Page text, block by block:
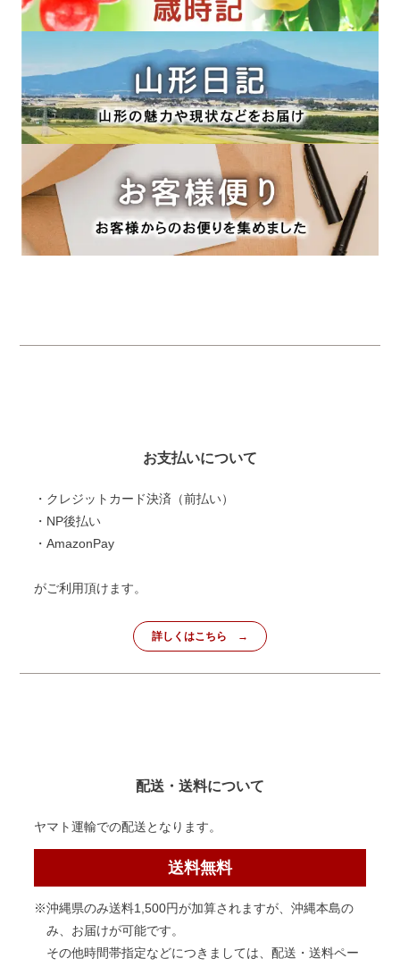
お支払いについて
・クレジットカード決済（前払い）
・NP後払い
・AmazonPay
がご利用頂けます。
詳しくはこちら
配送・送料について
ヤマト運輸での配送となります。
送料無料
※沖縄県のみ送料1,500円が加算されますが、沖縄本島の
み、お届けが可能です。
その他時間帯指定などにつきましては、配送・送料ペー